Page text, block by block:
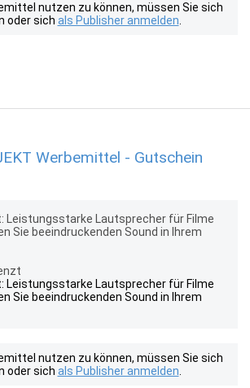
nutzen zu können, müssen Sie sich
oder sich als Publisher anmelden
Werbemittel - Gutschein
Leistungsstarke Lautsprecher für Filme
Sie beeindruckenden Sound in Ihrem
Leistungsstarke Lautsprecher für Filme
Sie beeindruckenden Sound in Ihrem
nutzen zu können, müssen Sie sich
oder sich als Publisher anmelden